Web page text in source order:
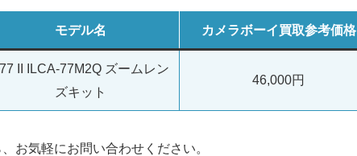
モデル名 カメラボーイ買取参考価格
II ILCA-77M2Q ズームレン
ズキット
46,000円
お気軽にお問い合わせください。